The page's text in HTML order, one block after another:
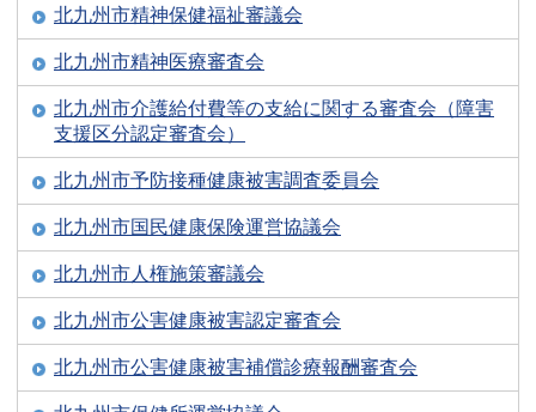
北九州市精神保健福祉審議会
北九州市精神医療審査会
北九州市介護給付費等の支給に関する審査会（障害
支援区分認定審査会）
北九州市予防接種健康被害調査委員会
北九州市国民健康保険運営協議会
北九州市人権施策審議会
北九州市公害健康被害認定審査会
北九州市公害健康被害補償診療報酬審査会